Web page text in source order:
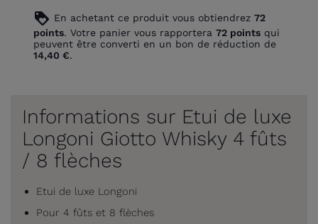
loyalty En achetant ce produit vous obtiendrez 72
points. Votre panier vous rapportera 72 points qui
peuvent être converti en un bon de réduction de
14,40 €.
Informations sur Etui de luxe
Longoni Giotto Whisky 4 fûts
/ 8 flèches
Etui de luxe Longoni
Pour 4 fûts et 8 flèches